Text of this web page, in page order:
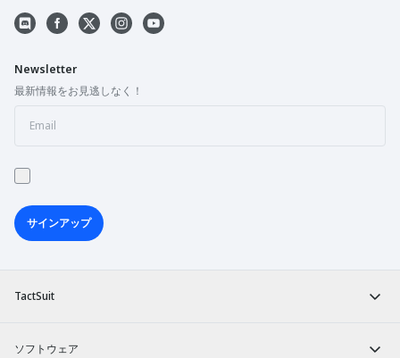
TactSuit
ソフトウェア
Newsletter
最新情報をお見逃しなく！
サインアップ